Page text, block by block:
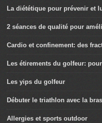
La diététique pour prévenir et
2 séances de qualité pour
Cardio et confinement: des
Les étirements du golfeur:
Les yips du golfeur
Débuter le triathlon avec la
Allergies et sports outdoor